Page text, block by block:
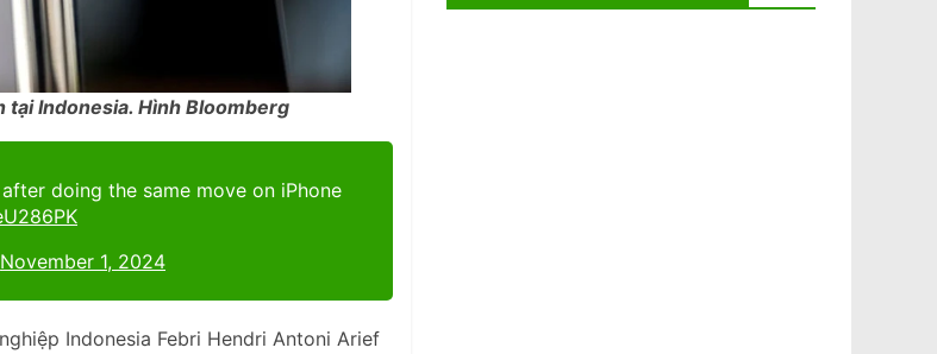
tại Indonesia. Hình Bloomberg
doing the same move on iPhone
November 1, 2024
Indonesia Febri Hendri Antoni Arief